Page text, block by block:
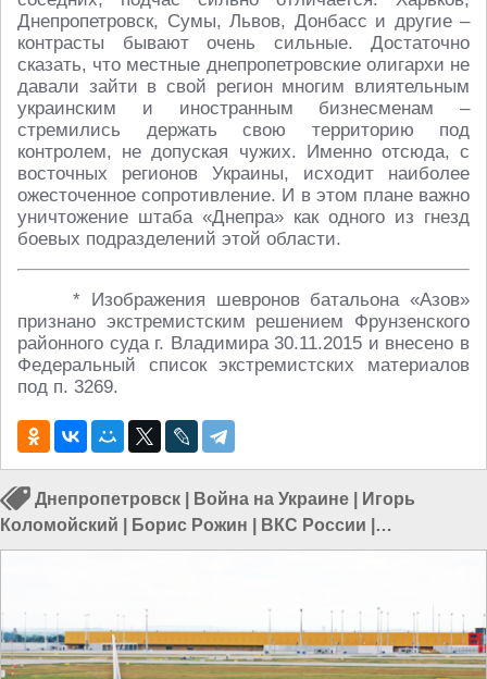
Днепропетровск, Сумы, Львов, Донбасс и другие –
контрасты бывают очень сильные. Достаточно
сказать, что местные днепропетровские олигархи не
давали зайти в свой регион многим влиятельным
украинским и иностранным бизнесменам –
стремились держать свою территорию под
контролем, не допуская чужих. Именно отсюда, с
восточных регионов Украины, исходит наиболее
ожесточенное сопротивление. И в этом плане важно
уничтожение штаба «Днепра» как одного из гнезд
боевых подразделений этой области.
* Изображения шевронов батальона «Азов»
признано экстремистским решением Фрунзенского
районного суда г. Владимира30.11.2015 и внесено в
Федеральный список экстремистских материалов
под п. 3269.
Днепропетровск Война на Украине
Игорь
Коломойский
Борис Рожин ВКС России
Бомбардировка|Политика в Украине